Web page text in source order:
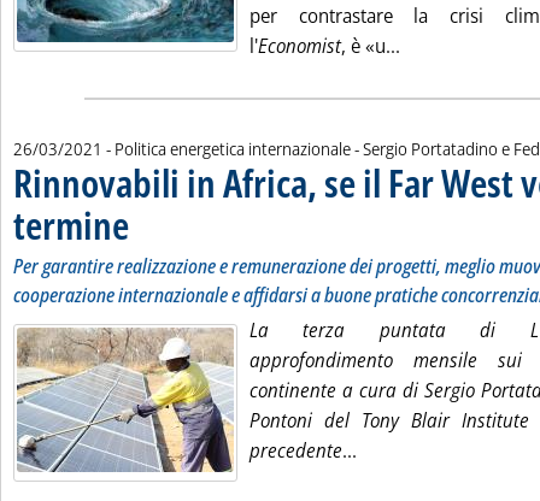
per contrastare la crisi
l'Economist, è «u...
26/03/2021 - Politica energetica internazionale -di:
Sergio Portatadino e
Rinnovabili in Africa, se il Far West
termine
Per garantire realizzazione e remunerazione dei progetti, meglio
cooperazione internazionale e affidarsi a buone pratiche
La terza puntata di
approfondimento mensile
continente a cura di Sergio
Pontoni del Tony Blair
precedente...